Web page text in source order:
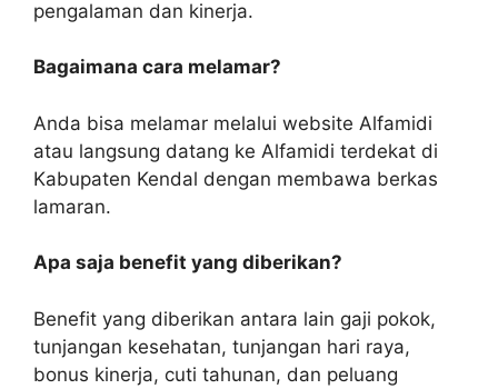
pengalaman dan kinerja.
Bagaimana cara melamar?
Anda bisa melamar melalui website Alfamidi
atau langsung datang ke Alfamidi terdekat di
Kabupaten Kendal dengan membawa berkas
lamaran.
Apa saja benefit yang diberikan?
Benefit yang diberikan antara lain gaji pokok,
tunjangan kesehatan, tunjangan hari raya,
bonus kinerja, cuti tahunan, dan peluang